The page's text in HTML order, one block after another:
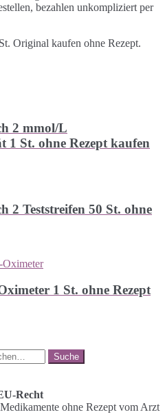
bezahlen unkompliziert per
Original kaufen ohne Rezept.
2 mmol/L
1 St. ohne Rezept kaufen
2 Teststreifen 50 St. ohne
1 St. ohne Rezept
Recht
ohne Rezept vom Arzt